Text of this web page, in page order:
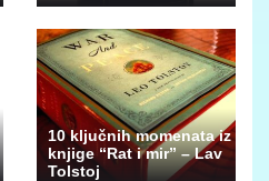
10 ključnih momenata iz
knjige “Rat i mir” – Lav
Tolstoj